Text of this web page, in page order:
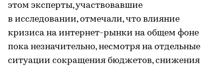
этом эксперты, участвовавшие
в исследовании, отмечали, что влияние
кризиса на интернет-рынки на общем фоне
пока незначительно, несмотря на отдельные
ситуации сокращения бюджетов, снижения